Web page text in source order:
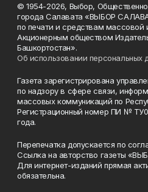
© 1954-2026, Выбор,
города Салавата «ВЫБОР
по печати и средствам массовой
Акционерным обществом
Башкортостан».
Об использовании персональных
Газета зарегистрирована
по надзору в сфере связи,
массовых коммуникаций по
Регистрационный номер ПИ №
года.
Перепечатка допускается по
Ссылка на авторство газеты
Для интернет-изданий прямая
обязательна.